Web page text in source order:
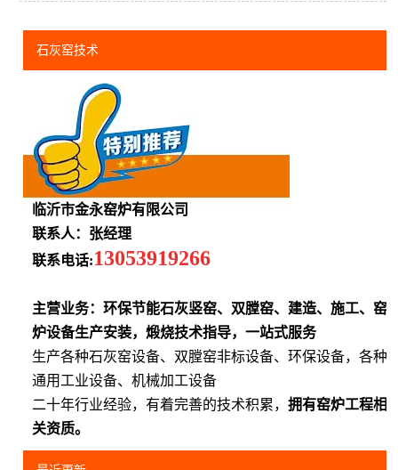
石灰窑技术
临沂市金永窑炉有限公司
联系人：张经理
联系电话:13053919266
主营业务：环保节能石灰竖窑、双膛窑、建造、施工、窑
炉设备生产安装，煅烧技术指导，一站式服务
生产各种石灰窑设备、双膛窑非标设备、环保设备，各种
通用工业设备、机械加工设备
二十年行业经验，有着完善的技术积累，拥有窑炉工程相
关资质。